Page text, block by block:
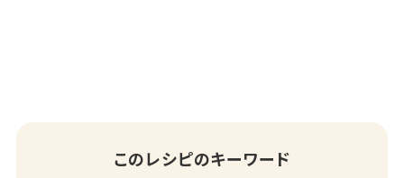
このレシピのキーワード